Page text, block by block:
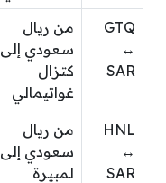
GTQ
↔
SAR
من ريال
سعودي إلى
كتزال
غواتيمالي
HNL
↔
SAR
من ريال
سعودي إلى
لمبيرة